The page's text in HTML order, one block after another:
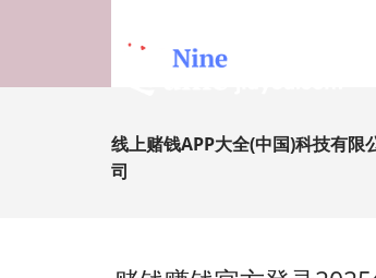
线上赌钱APP大全(中国)科技有限
司